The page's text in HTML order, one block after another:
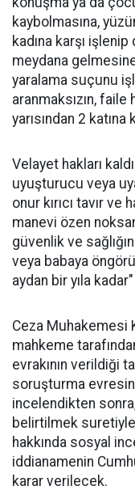
kaybolmasına,
kadına karşı
meydana
yaralama suçunu
aranmaksızın,
yarısından 2 katına
Velayet hakları
uyuşturucu veya
onur kırıcı tavır
manevi özen
güvenlik ve
veya babaya
aydan bir yıla
Ceza Muhakemesi
mahkeme
evrakının verildiği
soruşturma
incelendikten
belirtilmek
hakkında sosyal
iddianamenin
karar verilecek.